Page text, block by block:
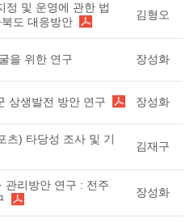
정 및 운영에 관한 법
도 대응방안
김형오
을 위한 연구 장성화
상생발전 방안 연구 장성화
츠) 타당성 조사 및 기
김재구
관리방안 연구 : 전주
장성화